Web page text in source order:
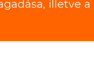
illetve